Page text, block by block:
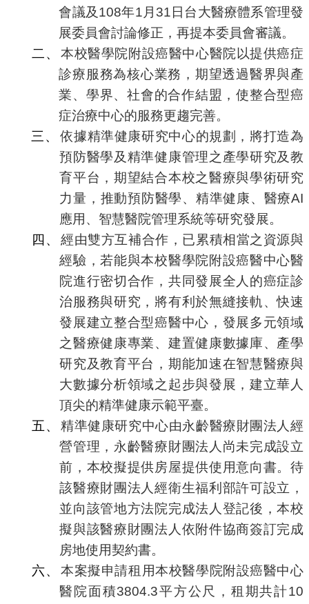
會議及108年1 月 31 日台大醫療體系管理發
展委員會討論修正 ，再提本委員會審議。
二、
本校醫學院附設癌醫中心醫院以提供癌症
診療服務為核心業務，期望透過醫界與產
業、學界、社會的合作結盟，使整合型癌
症治療中心的服務更趨完善。
三、
依據精準健康研究中心的規劃，將打造為
預防醫學及精準健康管理之產學研究及教
育平台，期望結合本校之醫療與學術研究
力量，推動預防醫學、精準健康、醫療AI
應用、智慧醫院管理系統等研究發展。
四、
經由雙方互補合作，已累積相當之資源與
經驗，若能與本校醫學院附設癌醫中心醫
院進行密切合作，共同發展全人的癌症診
治服務與研究，將有利於無縫接軌、快速
發展建立整合型癌醫中心，發展多元領域
之醫療健康專業、建置健康數據庫、產學
研究及教育平台，期能加速在智慧醫療與
大數據分析領域之起步與發展，建立華人
頂尖的精準健康示範平臺。
五、
精準健康研究中心由永齡醫療財團法人經
營管理，永齡醫療財團法人尚未完成設立
前，本校擬提供房屋提供使用意向書。待
該醫療財團法人經衛生福利部許可設立，
並向該管地方法院完成法人登記後，本校
擬與該醫療財團法人依附件協商簽訂完成
房地使用契約書。
六、
本案擬申請租用本校醫學院附設癌醫中心
醫院面積3804.3平方公尺，租期共計10